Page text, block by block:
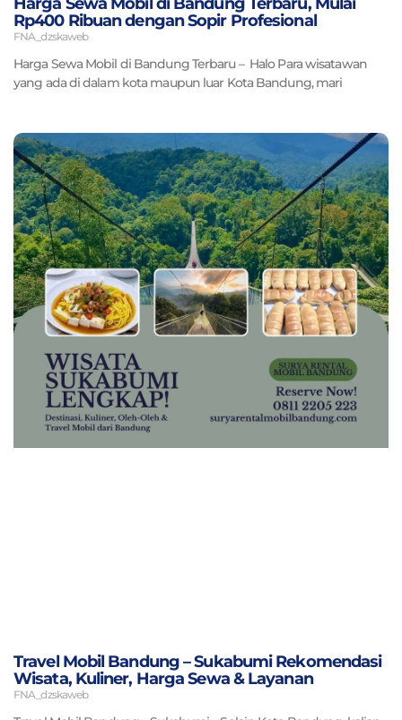
Rp400 Ribuan dengan Sopir Profesional
FNA_dzskaweb
Harga Sewa Mobil di Bandung Terbaru – Halo Para wisatawan
yang ada di dalam kota maupun luar Kota Bandung, mari
Travel Mobil Bandung – Sukabumi Rekomendasi
Wisata, Kuliner, Harga Sewa & Layanan
FNA_dzskaweb